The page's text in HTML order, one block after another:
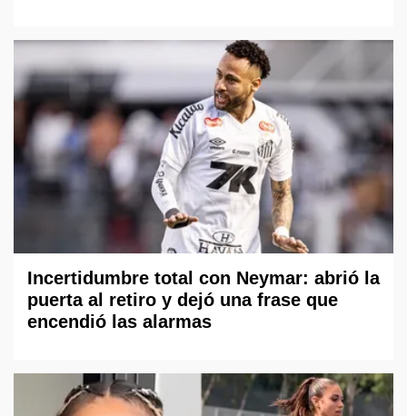
Incertidumbre total con Neymar: abrió la
puerta al retiro y dejó una frase que
encendió las alarmas